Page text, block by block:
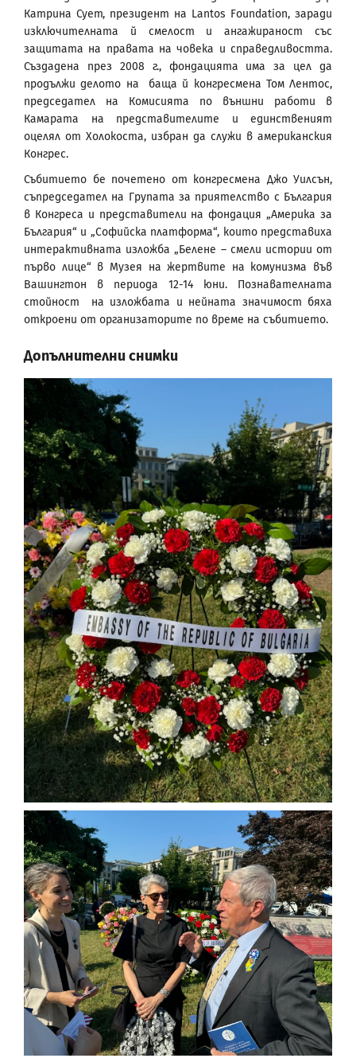
Катрина Сует, президент на Lantos Foundation, заради
изключителната й смелост и ангажираност със
защитата на правата на човека и справедливостта.
Създадена през 2008 г., фондацията има за цел да
продължи делото на баща й конгресмена Том Лeнтос,
председател на Комисията по външни работи в
Камарата на представителите и единственият
оцелял от Холокоста, избран да служи в американския
Конгрес.
Събитието бе почетено от конгресмена Джо Уилсън,
съпредседател на Групата за приятелство с България
в Конгреса и представители на фондация „Америка за
България“ и „Софийска платформа“, които представиха
интерактивната изложба „Белене – смели истории от
първо лице“ в Музея на жертвите на комунизма във
Вашингтон в периода 12-14 юни. Познавателната
стойност на изложбата и нейната значимост бяха
откроени от организаторите по време на събитието.
Допълнителни снимки